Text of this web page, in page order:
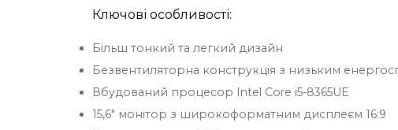
Ключові особливості:
Більш тонкий та легкий дизайн
Безвентиляторна конструкція з низьким
Вбудований процесор Intel Core i5-8365UE
15,6" монітор з широкоформатним дисплеєм 16:9